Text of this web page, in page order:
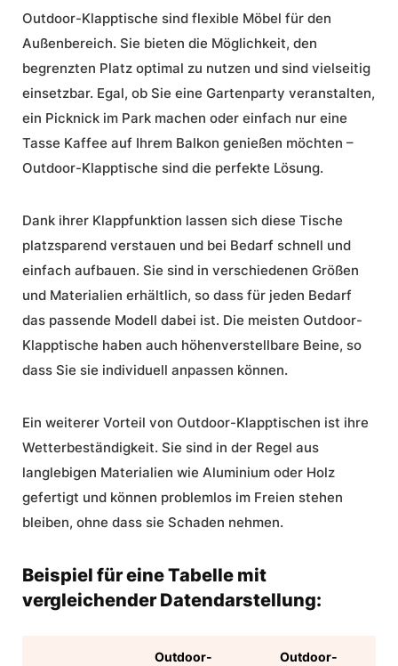
Outdoor-Klapptische sind flexible Möbel für den
Außenbereich. Sie bieten die Möglichkeit, den
begrenzten Platz optimal zu nutzen und sind vielseitig
einsetzbar. Egal, ob Sie eine Gartenparty veranstalten,
ein Picknick im Park machen oder einfach nur eine
Tasse Kaffee auf Ihrem Balkon genießen möchten –
Outdoor-Klapptische sind die perfekte Lösung.
Dank ihrer Klappfunktion lassen sich diese Tische
platzsparend verstauen und bei Bedarf schnell und
einfach aufbauen. Sie sind in verschiedenen Größen
und Materialien erhältlich, so dass für jeden Bedarf
das passende Modell dabei ist. Die meisten Outdoor-
Klapptische haben auch höhenverstellbare Beine, so
dass Sie sie individuell anpassen können.
Ein weiterer Vorteil von Outdoor-Klapptischen ist ihre
Wetterbeständigkeit. Sie sind in der Regel aus
langlebigen Materialien wie Aluminium oder Holz
gefertigt und können problemlos im Freien stehen
bleiben, ohne dass sie Schaden nehmen.
Beispiel für eine Tabelle mit
vergleichender Datendarstellung:
Outdoor-
Outdoor-